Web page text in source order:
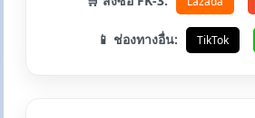
📱 ช่องทางอื่น: TikTok